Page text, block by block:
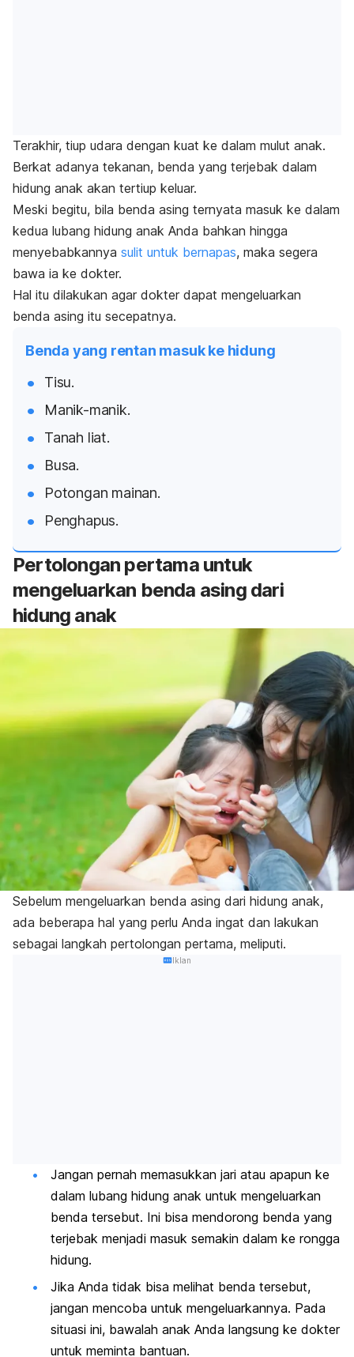
Terakhir, tiup udara dengan kuat ke dalam mulut anak.
Berkat adanya tekanan, benda yang terjebak dalam
hidung anak akan tertiup keluar.
Meski begitu, bila benda asing ternyata masuk ke dalam
kedua lubang hidung anak Anda bahkan hingga
menyebabkannya sulit untuk bernapas, maka segera
bawa ia ke dokter.
Hal itu dilakukan agar dokter dapat mengeluarkan
benda asing itu secepatnya.
Benda yang rentan masuk ke hidung
Tisu.
Manik-manik.
Tanah liat.
Busa.
Potongan mainan.
Penghapus.
Pertolongan pertama untuk
mengeluarkan benda asing dari
hidung anak
Sebelum mengeluarkan benda asing dari hidung anak,
ada beberapa hal yang perlu Anda ingat dan lakukan
sebagai langkah pertolongan pertama, meliputi.
Iklan
Jangan pernah memasukkan jari atau apapun ke
dalam lubang hidung anak untuk mengeluarkan
benda tersebut. Ini bisa mendorong benda yang
terjebak menjadi masuk semakin dalam ke rongga
hidung.
Jika Anda tidak bisa melihat benda tersebut,
jangan mencoba untuk mengeluarkannya. Pada
situasi ini, bawalah anak Anda langsung ke dokter
untuk meminta bantuan.